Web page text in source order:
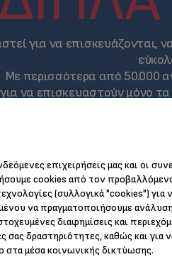
για να
Με περισσότερα από 50.000
για να επισκευαστούν μόνο
επιχειρήσεις μας και οι
cookies από τον
(συλλογικά "cookies")
να πραγματοποιήσουμε
διαφημίσεις και
σας δραστηριότητες, καθώς και για
στα μέσα κοινωνικής δικτύωσης.